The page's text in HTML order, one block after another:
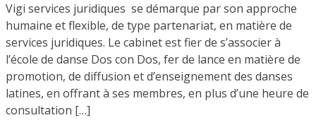
Vigi services juridiques se démarque par son approche
humaine et flexible, de type partenariat, en matière de
services juridiques. Le cabinet est fier de s’associer à
l’école de danse Dos con Dos, fer de lance en matière de
promotion, de diffusion et d’enseignement des danses
latines, en offrant à ses membres, en plus d’une heure de
consultation […]